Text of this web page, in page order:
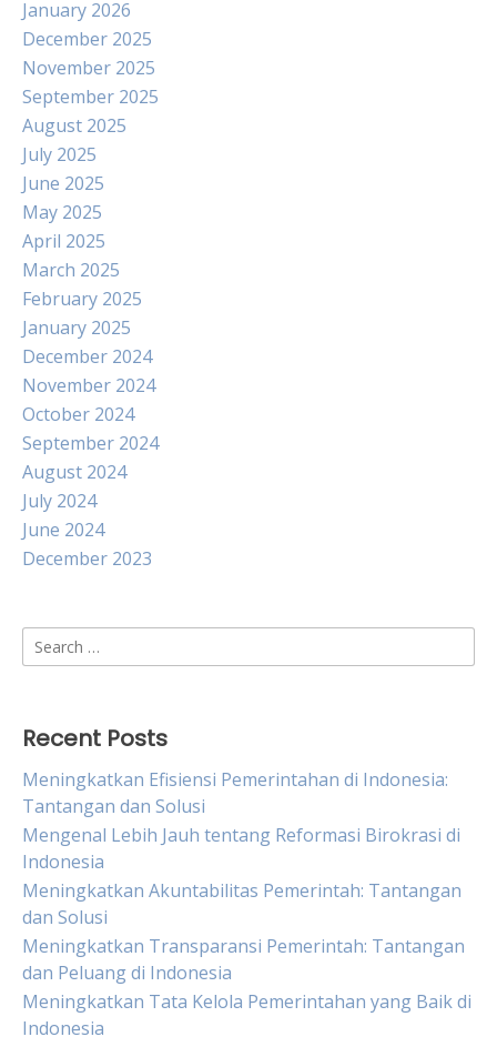
January 2026
December 2025
November 2025
September 2025
August 2025
July 2025
June 2025
May 2025
April 2025
March 2025
February 2025
January 2025
December 2024
November 2024
October 2024
September 2024
August 2024
July 2024
June 2024
December 2023
Search
for:
Recent Posts
Meningkatkan Efisiensi Pemerintahan di Indonesia:
Tantangan dan Solusi
Mengenal Lebih Jauh tentang Reformasi Birokrasi di
Indonesia
Meningkatkan Akuntabilitas Pemerintah: Tantangan
dan Solusi
Meningkatkan Transparansi Pemerintah: Tantangan
dan Peluang di Indonesia
Meningkatkan Tata Kelola Pemerintahan yang Baik di
Indonesia